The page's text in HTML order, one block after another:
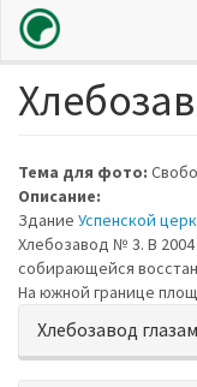
Перейти
Тема для фото:
Описание:
Здание Успенской
Хлебозавод № 3. В
собирающейся
На южной границе
Показать
Хлебозавод